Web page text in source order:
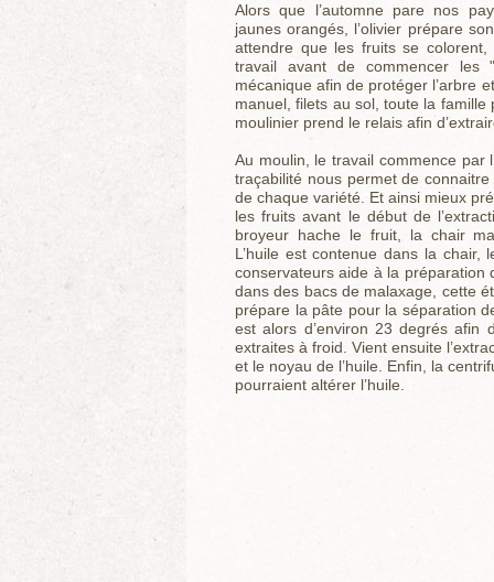
Alors que l’automne pare nos
jaunes orangés, l’olivier prépare
attendre que les fruits se
travail avant de commencer les
mécanique afin de protéger l’arbre
manuel, filets au sol, toute la
moulinier prend le relais afin
Au moulin, le travail commence par
traçabilité nous permet de
de chaque variété. Et ainsi mieux
les fruits avant le début de
broyeur hache le fruit, la chair
L’huile est contenue dans la
conservateurs aide à la préparation
dans des bacs de malaxage, cette
prépare la pâte pour la séparation
est alors d’environ 23 degrés afin
extraites à froid. Vient ensuite
et le noyau de l’huile. Enfin, la
pourraient altérer l’huile.